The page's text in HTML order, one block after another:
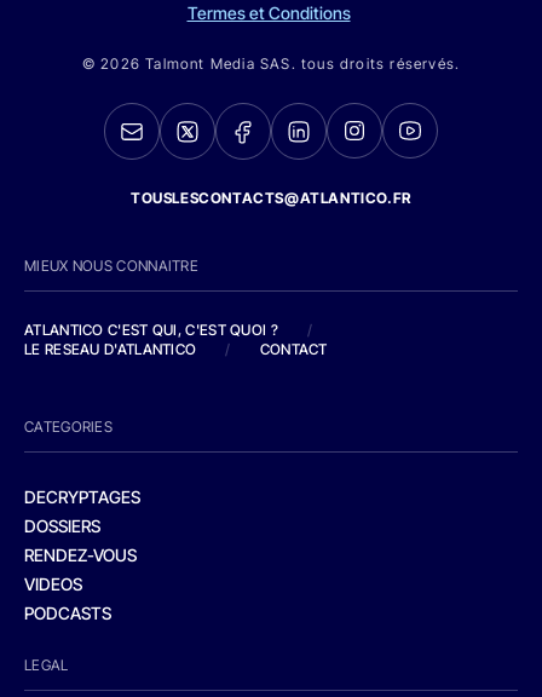
Termes et Conditions
© 2026 Talmont Media SAS. tous droits réservés.
TOUSLESCONTACTS@ATLANTICO.FR
MIEUX NOUS CONNAITRE
ATLANTICO C'EST QUI, C'EST QUOI ?
/
LE RESEAU D'ATLANTICO
/ CONTACT
CATEGORIES
DECRYPTAGES
DOSSIERS
RENDEZ-VOUS
VIDEOS
PODCASTS
LEGAL